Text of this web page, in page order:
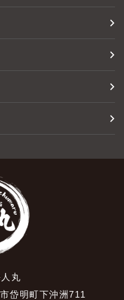
丸
岱明町下沖洲711